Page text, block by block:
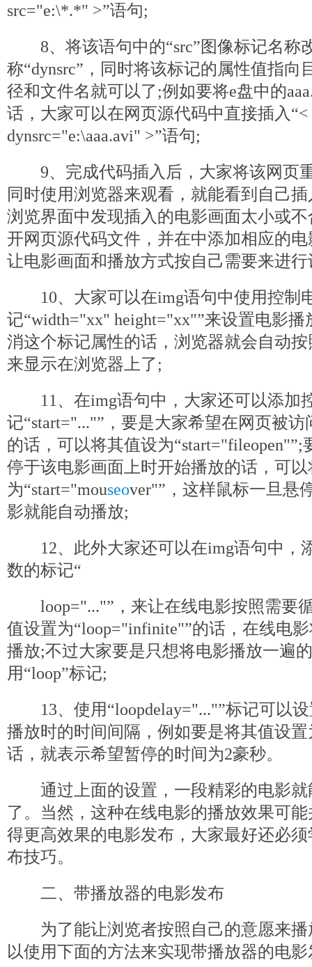
src="e:\*.*" >”语句;
8、将该语句中的“src”图像标记名称
称“dynsrc”，同时将该标记的属性值指向
径和文件名就可以了;例如要将e盘中的
话，大家可以在网页源代码中直接插入“<
dynsrc="e:\aaa.avi" >”语句;
9、完成代码插入后，大家将该网页
同时使用浏览器来观看，就能看到自己
浏览界面中发现插入的电影画面太小或
开网页源代码文件，并在中添加相应的
让电影画面和播放方式按自己需要来进行
10、大家可以在img语句中使用控制
记“width="xx" height="xx"”来设置电影
消这个标记属性的话，浏览器就会自动
来显示在浏览器上了;
11、在img语句中，大家还可以添加
记“start="..."”，要是大家希望在网页被
的话，可以将其值设为
停于该电影画面上时开始播放的话，可
为“start="mouseover"”，这样鼠标一旦悬
影就能自动播放;
12、此外大家还可以在img语句中，
数的标记“
loop="..."”，来让在线电影按照需要
值设置为“loop="infinite"”的话，在线电
播放;不过大家要是只想将电影播放一遍
用“loop”标记;
13、使用“loopdelay="..."”标记可以设
播放时的时间间隔，例如要是将其值设置
话，就表示希望暂停的时间为2豪秒。
通过上面的设置，一段精彩的电影就
了。当然，这种在线电影的播放效果可
得更高效果的电影发布，大家最好还必
布技巧。
二、带播放器的电影发布
为了能让浏览者按照自己的意愿来播
以使用下面的方法来实现带播放器的电